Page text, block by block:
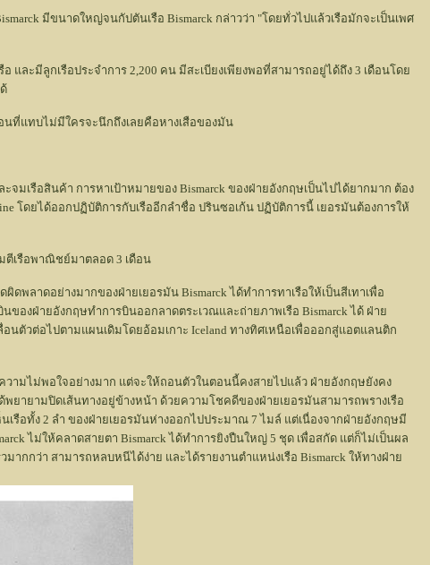
มีขนาดใหญ่จนกัปตันเรือ Bismarck กล่าวว่า "โดยทั่วไปแล้วเรือมักจะเป็นเพศ
และมีลูกเรือประจำการ 2,200 คน มีสะเบียงเพียงพอที่สามารถอยู่ได้ถึง 3 เดือนโดย
ที่แทบไม่มีใครจะนึกถึงเลยคือหางเสือของมัน
มเรือสินค้า การหาเป้าหมายของ Bismarck ของฝ่ายอังกฤษเป็นไปได้ยากมาก ต้อง
โดยได้ออกปฏิบัติการกับเรืออีกลำชื่อ ปรินซอเก้น ปฏิบัติการนี้ เยอรมันต้องการให้
ตีเรือพาณิชย์มาตลอด 3 เดือน
ดพลาดอย่างมากของฝ่ายเยอรมัน Bismarck ได้ทำการทาเรือให้เป็นสีเทาเพื่อ
งฝ่ายอังกฤษทำการบินออกลาดตระเวณและถ่ายภาพเรือ Bismarck ได้ ฝ่าย
อนตัวต่อไปตามแผนเดิมโดยอ้อมเกาะ Iceland ทางทิศเหนือเพื่อออกสู่แอตแลนติก
วามไม่พอใจอย่างมาก แต่จะให้ถอนตัวในตอนนี้คงสายไปแล้ว ฝ่ายอังกฤษยังคง
พยายามปิดเส้นทางอยู่ข้างหน้า ด้วยความโชคดีของฝ่ายเยอรมันสามารถพรางเรือ
อทั้ง 2 ลำ ของฝ่ายเยอรมันห่างออกไปประมาณ 7 ไมล์ แต่เนื่องจากฝ่ายอังกฤษมี
ไม่ให้คลาดสายตา Bismarck ได้ทำการยิงปืนใหญ่ 5 ชุด เพื่อสกัด แต่ก็ไม่เป็นผล
กกว่า สามารถหลบหนีได้ง่าย และได้รายงานตำแหน่งเรือ Bismarck ให้ทางฝ่าย